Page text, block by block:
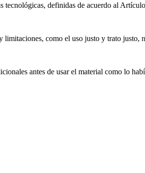
definidas de acuerdo al
como el uso justo y trato justo,
antes de usar el material como lo